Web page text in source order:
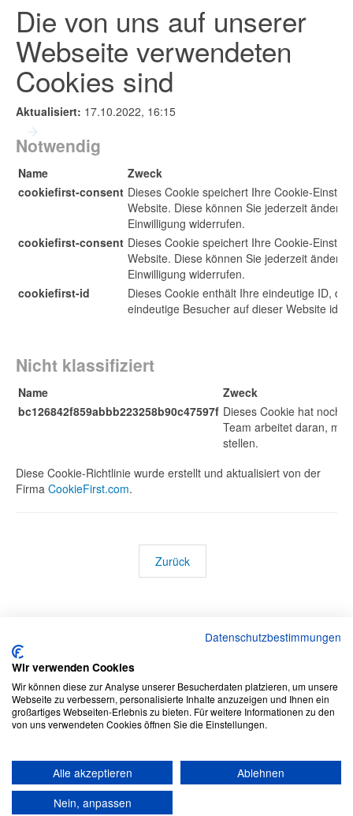
Die von uns auf unserer
Webseite verwendeten
Cookies sind
Aktualisiert: 17.10.2022, 16:15
Notwendig
Name
Zweck
cookiefirst-consent Dieses Cookie speichert Ihre Cookie-
Website. Diese können Sie jederzeit ändern
Einwilligung widerrufen.
cookiefirst-consent Dieses Cookie speichert Ihre Cookie-
Website. Diese können Sie jederzeit ändern
Einwilligung widerrufen.
cookiefirst-id
Dieses Cookie enthält Ihre eindeutige ID,
eindeutige Besucher auf dieser Website
Nicht klassifiziert
Name
Zweck
bc126842f859abbb223258b90c47597f Dieses Cookie hat noch
Team arbeitet daran,
stellen.
Diese Cookie-Richtlinie wurde erstellt und aktualisiert von der
Firma CookieFirst.com.
Zurück
License.
Font Awesomefont licensed underSIL OFL 1.1.
Datenschutzbestimmungen
Wir verwenden Cookies
Wir können diese zur Analyse unserer Besucherdaten platzieren, um unsere
Webseite zu verbessern, personalisierte Inhalte anzuzeigen und Ihnen ein
großartiges Webseiten-Erlebnis zu bieten. Für weitere Informationen zu den
von uns verwendeten Cookies öffnen Sie die Einstellungen.
Alle akzeptieren
Ablehnen
Nein, anpassen